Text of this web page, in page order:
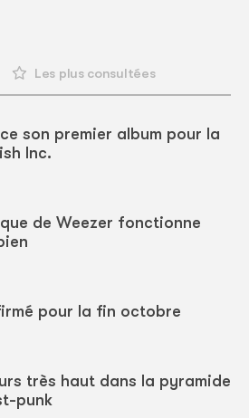
Les plus consultées
son premier album pour la
Inc.
de Weezer fonctionne
pour la fin octobre
très haut dans la pyramide
punk